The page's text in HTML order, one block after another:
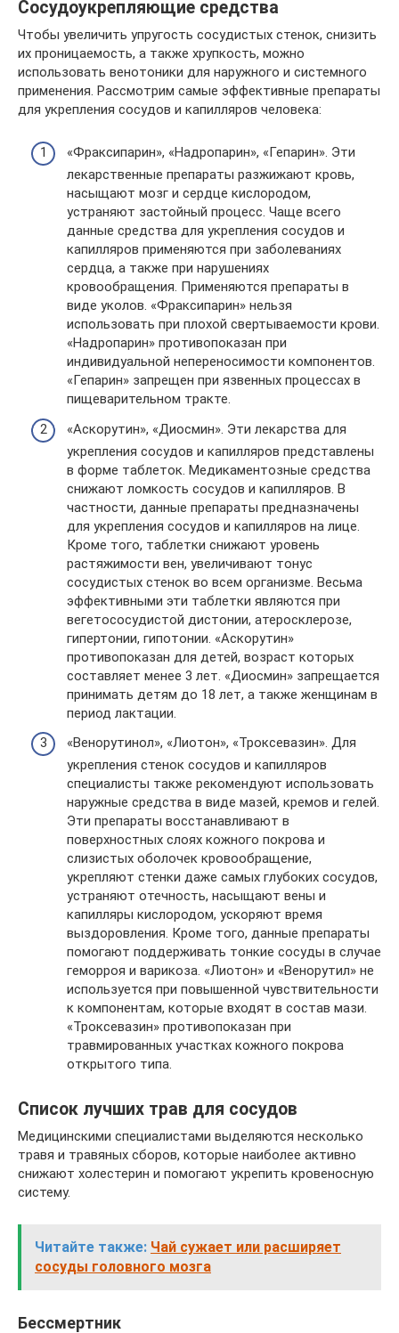
Сосудоукрепляющие средства
Чтобы увеличить упругость сосудистых стенок, снизить
их проницаемость, а также хрупкость, можно
использовать венотоники для наружного и системного
применения. Рассмотрим самые эффективные препараты
для укрепления сосудов и капилляров человека:
«Фраксипарин», «Надропарин», «Гепарин». Эти
лекарственные препараты разжижают кровь,
насыщают мозг и сердце кислородом,
устраняют застойный процесс. Чаще всего
данные средства для укрепления сосудов и
капилляров применяются при заболеваниях
сердца, а также при нарушениях
кровообращения. Применяются препараты в
виде уколов. «Фраксипарин» нельзя
использовать при плохой свертываемости крови.
«Надропарин» противопоказан при
индивидуальной непереносимости компонентов.
«Гепарин» запрещен при язвенных процессах в
пищеварительном тракте.
«Аскорутин», «Диосмин». Эти лекарства для
укрепления сосудов и капилляров представлены
в форме таблеток. Медикаментозные средства
снижают ломкость сосудов и капилляров. В
частности, данные препараты предназначены
для укрепления сосудов и капилляров на лице.
Кроме того, таблетки снижают уровень
растяжимости вен, увеличивают тонус
сосудистых стенок во всем организме. Весьма
эффективными эти таблетки являются при
вегетососудистой дистонии, атеросклерозе,
гипертонии, гипотонии. «Аскорутин»
противопоказан для детей, возраст которых
составляет менее 3 лет. «Диосмин» запрещается
принимать детям до 18 лет, а также женщинам в
период лактации.
«Венорутинол», «Лиотон», «Троксевазин». Для
укрепления стенок сосудов и капилляров
специалисты также рекомендуют использовать
наружные средства в виде мазей, кремов и гелей.
Эти препараты восстанавливают в
поверхностных слоях кожного покрова и
слизистых оболочек кровообращение,
укрепляют стенки даже самых глубоких сосудов,
устраняют отечность, насыщают вены и
капилляры кислородом, ускоряют время
выздоровления. Кроме того, данные препараты
помогают поддерживать тонкие сосуды в случае
геморроя и варикоза. «Лиотон» и «Венорутил» не
используется при повышенной чувствительности
к компонентам, которые входят в состав мази.
«Троксевазин» противопоказан при
травмированных участках кожного покрова
открытого типа.
Список лучших трав для сосудов
Медицинскими специалистами выделяются несколько
травя и травяных сборов, которые наиболее активно
снижают холестерин и помогают укрепить кровеносную
систему.
Читайте также: Чай сужает или расширяет
сосуды головного мозга
Бессмертник